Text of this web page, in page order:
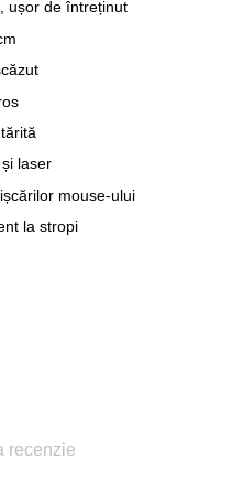
ușor de întreținut
laser
mouse-ului
la stropi
recenzie